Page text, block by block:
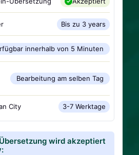
Bis zu 3 years
innerhalb von 5 Minuten
Bearbeitung am selben Tag
City 3-7 Werktage
wird akzeptiert